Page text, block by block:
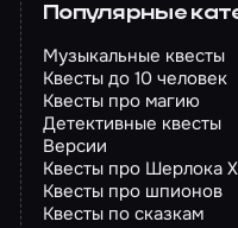
Популярные
Музыкальные квесты
Квесты до 10 человек
Квесты про магию
Детективные квесты
Версии
Квесты про Шерлока
Квесты про шпионов
Квесты по сказкам